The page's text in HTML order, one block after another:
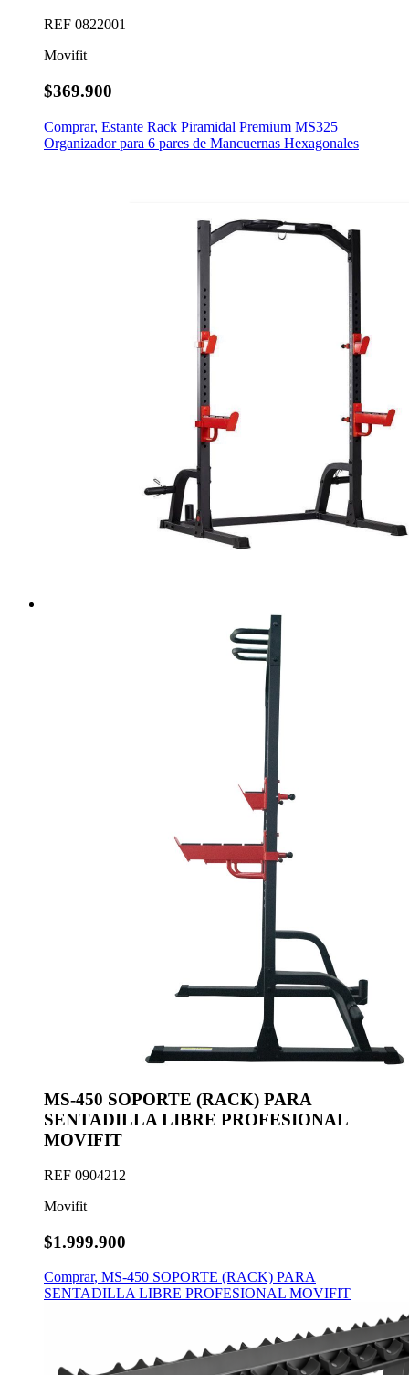
REF 0822001
Movifit
$369.900
Comprar, Estante Rack Piramidal Premium MS325
Organizador para 6 pares de Mancuernas Hexagonales
MS-450 SOPORTE (RACK) PARA
SENTADILLA LIBRE PROFESIONAL
MOVIFIT
REF 0904212
Movifit
$1.999.900
Comprar, MS-450 SOPORTE (RACK) PARA
SENTADILLA LIBRE PROFESIONAL MOVIFIT